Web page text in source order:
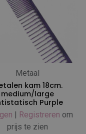
Metaal
kam 18cm.
medium/large
Purple
| Registreren om
prijs te zien